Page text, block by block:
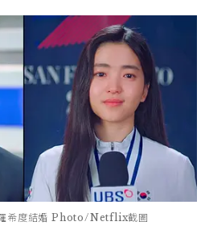
羅希度結婚 Photo/Netflix截圖